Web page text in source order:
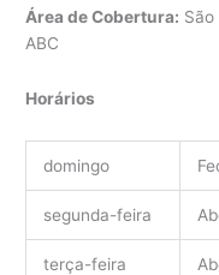
Área de Cobertura: São
ABC
Horários
domingo
segunda-feira
terça-feira